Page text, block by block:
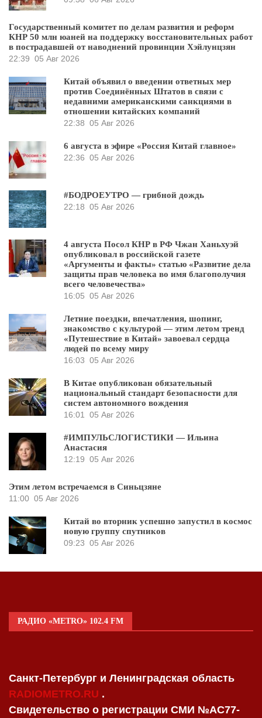
Государственный комитет по делам развития и реформ
КНР 50 млн юаней на поддержку восстановительных работ
в пострадавшей от наводнений провинции Хэйлунцзян
22:39 05 Авг 2026
Китай объявил о введении ответных мер
против Соединённых Штатов в связи с
недавними американскими санкциями в
отношении китайских компаний
22:38 05 Авг 2026
6 августа в эфире «Россия Китай главное»
22:36 05 Авг 2026
#БОДРОЕУТРО — грибной дождь
22:18 05 Авг 2026
4 августа Посол КНР в РФ Чжан Ханьхуэй
опубликовал в российской газете
«Аргументы и факты» статью «Развитие дела
защиты прав человека во имя благополучия
всего человечества»
16:05 05 Авг 2026
Летние поездки, впечатления, шопинг,
знакомство с культурой — этим летом тренд
«Путешествие в Китай» завоевал сердца
людей по всему миру
16:03 05 Авг 2026
В Китае опубликован обязательный
национальный стандарт безопасности для
систем автономного вождения
16:01 05 Авг 2026
#ИМПУЛЬСЛОГИСТИКИ — Ильина
Анастасия
12:19 05 Авг 2026
Этим летом встречаемся в Синьцзяне
11:00 05 Авг 2026
Китай во вторник успешно запустил в космос
новую группу спутников
09:23 05 Авг 2026
РАДИО «METRO» 102.4 FM
Санкт-Петербург и Ленинградская область
RADIOMETRO.RU .
Свидетельство о регистрации СМИ №AC77-